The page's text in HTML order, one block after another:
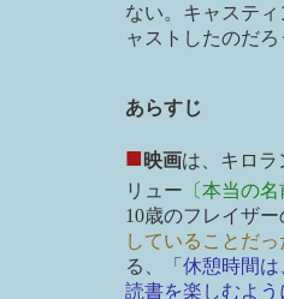
ない。キャステ
ャストしたのだろ
あらすじ
■ 映画は、キロラ
リュー 〔本当の
10歳のフレイザー
していることだっ
る、「 休憩時間
読書を楽しむよう